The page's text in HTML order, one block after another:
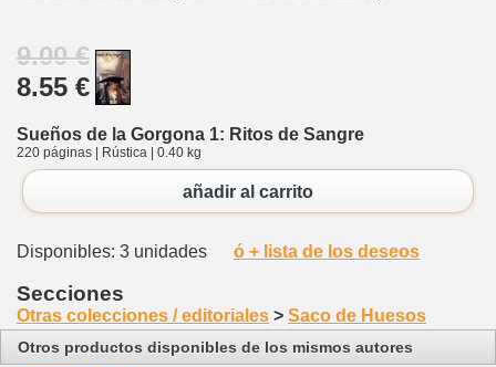
9.00 €
8.55 €
Sueños de la Gorgona 1: Ritos de Sangre
220 páginas | Rústica | 0.40 kg
añadir al carrito
Disponibles: 3 unidades ó + lista de los deseos
Secciones
Otras colecciones / editoriales > Saco de Huesos
Otros productos disponibles de los mismos autores